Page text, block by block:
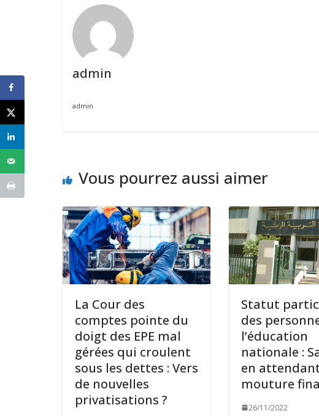
admin
admin
Vous pourrez aussi aimer
La Cour des
comptes pointe du
doigt des EPE mal
gérées qui croulent
sous les dettes : Vers
de nouvelles
privatisations ?
Statut
des
l’éducation
nationale :
en
mouture
26/11/2022